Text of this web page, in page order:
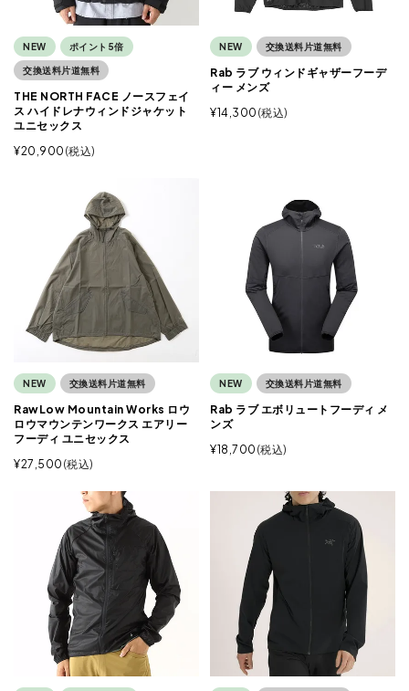
NEW ポイント5倍
交換送料片道無料
THE NORTH FACE ノースフェイ
ス ハイドレナウィンドジャケット
ユニセックス
¥20,900 税込
NEW 交換送料片道無料
Rab ラブ ウィンドギャザーフーデ
ィー メンズ
¥14,300 税込
NEW 交換送料片道無料
RawLow Mountain Works ロウ
ロウマウンテンワークス エアリー
フーディ ユニセックス
¥27,500 税込
NEW 交換送料片道無料
Rab ラブ エボリュートフーディ メ
ンズ
¥18,700 税込